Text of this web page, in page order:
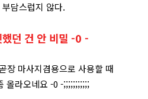
담스럽지 않다.
던 건 안 비밀 -0 -
장 마사지겸용으로 사용할 때
올라오네요 -0 -;;;;;;;;;;;